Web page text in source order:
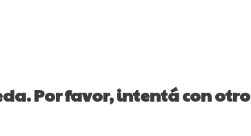
Por favor, intentá con